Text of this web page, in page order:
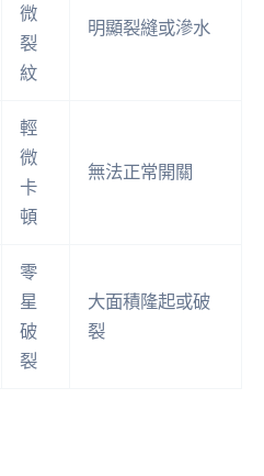
微
裂
紋
明顯裂縫或滲水
輕
微
卡
頓
無法正常開關
零
星
破
裂
大面積隆起或破
裂